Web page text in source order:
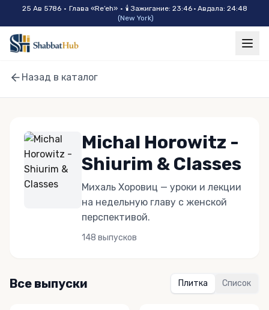
Skip to main content
25 Ав 5786 • Глава «Re’eh» • 🕯 Зажигание: 23:46 · Авдала: 24:48
(New York)
Назад в каталог
Michal Horowitz -
Shiurim & Classes
Михаль Хоровиц — уроки и лекции
на недельную главу с женской
перспективой.
148 выпусков
Все выпуски Плитка Список